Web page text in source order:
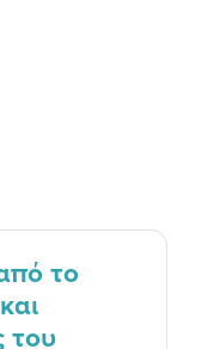
το
του